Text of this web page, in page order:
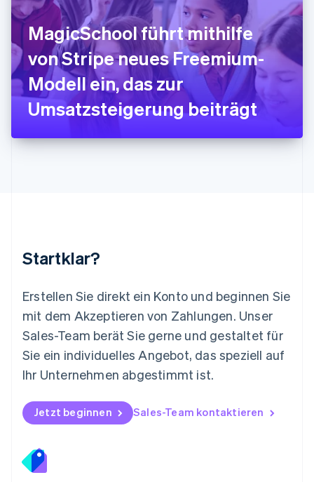
MagicSchool führt mithilfe
von Stripe neues Freemium-
Modell ein, das zur
Umsatzsteigerung beiträgt
Startklar?
Erstellen Sie direkt ein Konto und beginnen Sie
mit dem Akzeptieren von Zahlungen. Unser
Sales-Team berät Sie gerne und gestaltet für
Sie ein individuelles Angebot, das speziell auf
Ihr Unternehmen abgestimmt ist.
Jetzt beginnen Sales-Team kontaktieren
Lettland
English
Liechtenstein
Deutsch English
Litauen
English
Luxemburg
FrançaisDeutschEnglish
Malaysia
Malta
Nederlands English
Norwegen
Österreich
Polen
English
Portugal
Português English
Rumänien
Schweden
Svenska English
Deutsch
Singapur
English